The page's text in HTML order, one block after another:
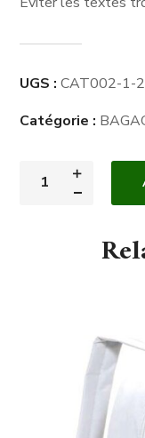
UGS :CAT002-1-
Catégorie :